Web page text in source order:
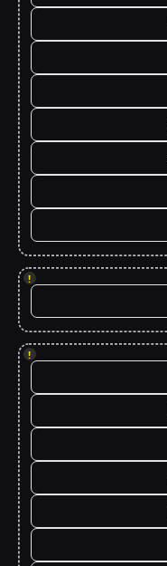
!
!